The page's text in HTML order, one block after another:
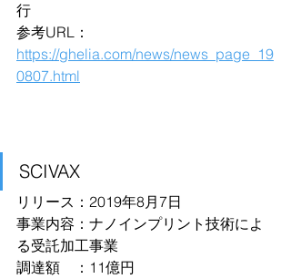
行
参考URL：
https://ghelia.com/news/news_page_19
0807.html
SCIVAX
リリース：2019年8月7日
事業内容：ナノインプリント技術によ
る受託加工事業
調達額　：11億円